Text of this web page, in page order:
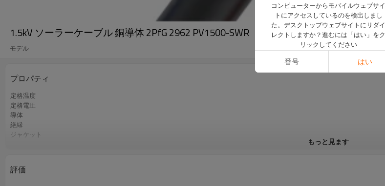
1.5kV ソーラーケーブル 銅導体 2PfG 2962 PV1500-SWR
モデル
プロパティ
定格温度
定格電圧
導体
絶縁
ジャケット
もっと見ます
評価
コンピューターからモバイルウェブサイ
トにアクセスしているのを検出しまし
た。デスクトップウェブサイトにリダイ
レクトしますか？進むには「はい」をク
リックしてください
番号 はい